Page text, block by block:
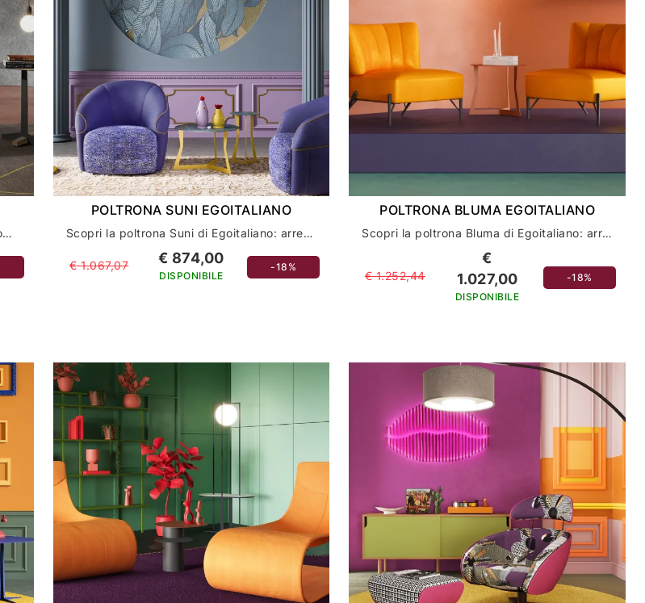
Scopri la poltrona Ludo di Egoitaliano: comfort ed eleganza per il tuo arredamento casa
POLTRONA SUNI EGOITALIANO
Scopri la poltrona Suni di Egoitaliano: arreda la tua casa con stile e comfort
€ 1.067,07 € 874,00
DISPONIBILE
-18%
POLTRONA BLUMA EGOITALIANO
Scopri la poltrona Bluma di Egoitaliano: arredamento casa di lusso e comfort
€ 1.252,44
€
1.027,00
DISPONIBILE
-18%